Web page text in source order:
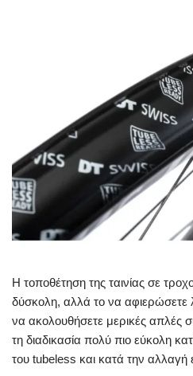
Η τοποθέτηση της ταινίας σε
δύσκολη, αλλά το να αφιερώσετε
να ακολουθήσετε μερικές απλές
τη διαδικασία πολύ πιο εύκολη
του tubeless και κατά την αλλαγή